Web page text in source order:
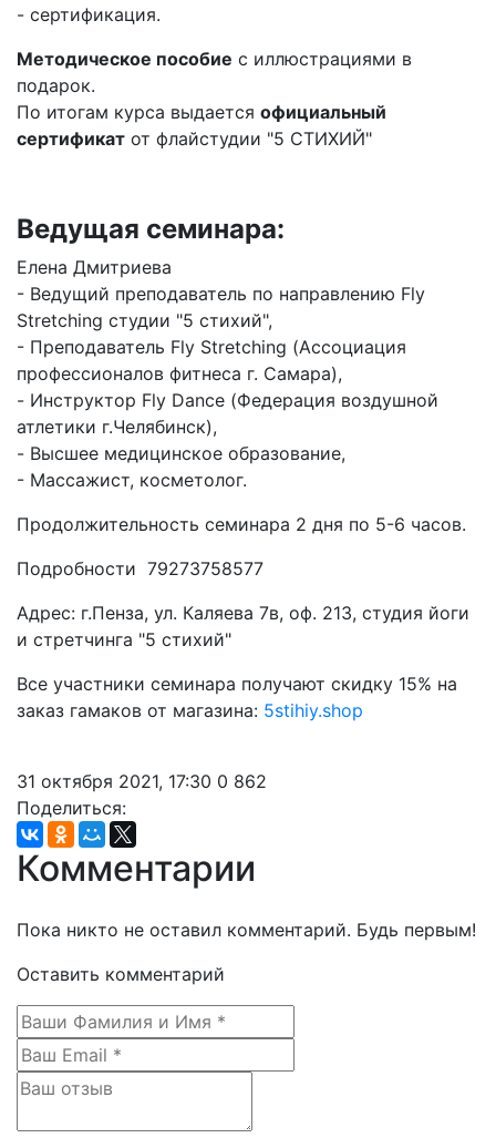
- сертификация.
Методическое пособие с иллюстрациями в
подарок.
По итогам курса выдается официальный
сертификат от флайстудии "5 СТИХИЙ"
Ведущая семинара:
Елена Дмитриева
- Ведущий преподаватель по направлению Fly
Stretching студии "5 стихий",
- Преподаватель Fly Stretching (Ассоциация
профессионалов фитнеса г. Самара),
- Инструктор Fly Dance (Федерация воздушной
атлетики г.Челябинск),
- Высшее медицинское образование,
- Массажист, косметолог.
Продолжительность семинара 2 дня по 5-6 часов.
Подробности 79273758577
Адрес: г.Пенза, ул. Каляева 7в, оф. 213, студия йоги
и стретчинга "5 стихий"
Все участники семинара получают скидку 15% на
заказ гамаков от магазина: 5stihiy.shop
31 октября 2021, 17:30 0 862
Поделиться:
Комментарии
Пока никто не оставил комментарий. Будь первым!
Оставить комментарий